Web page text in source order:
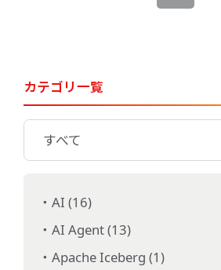
カテゴリ一覧
すべて
AI (16)
AI Agent (13)
Apache Iceberg (1)